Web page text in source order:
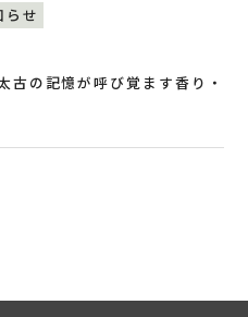
らせ
古の記憶が呼び覚ます香り・